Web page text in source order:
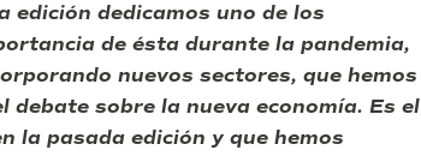
edición dedicamos uno de los
de ésta durante la pandemia,
nuevos sectores, que hemos
sobre la nueva economía. Es el
la pasada edición y que hemos